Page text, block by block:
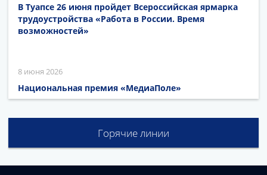
В Туапсе 26 июня пройдет Всероссийская ярмарка
трудоустройства «Работа в России. Время
возможностей»
8 июня 2026
Национальная премия «МедиаПоле»
Горячие линии